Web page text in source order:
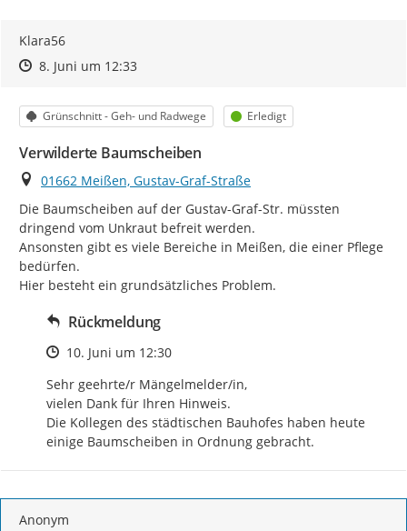
Klara56
Zeitpunkt des Erstellens
Zeitpunkt des Erstellens
8. Juni um 12:33Zur Äußerung
Kategorie
Grünschnitt - Geh- und Radwege Status
Erledigt
Verwilderte Baumscheiben
Ort
01662 Meißen, Gustav-Graf-Straße
Die Baumscheiben auf der Gustav-Graf-Str. müssten
dringend vom Unkraut befreit werden.
Ansonsten gibt es viele Bereiche in Meißen, die einer Pflege
bedürfen.
Hier besteht ein grundsätzliches Problem.
Rückmeldung
Zeitpunkt des Erstellens
10. Juni um 12:30
Sehr geehrte/r Mängelmelder/in,
vielen Dank für Ihren Hinweis.
Die Kollegen des städtischen Bauhofes haben heute
einige Baumscheiben in Ordnung gebracht.
Anonym